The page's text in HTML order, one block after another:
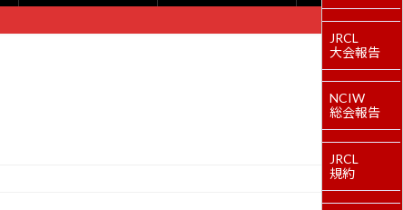
JRCL
大会報告
NCIW
総会報告
JRCL
規約